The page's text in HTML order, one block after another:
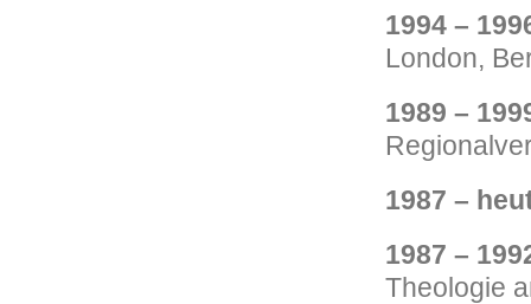
1994 –
London,
1989 –
1987 –
1987 –
Theologie